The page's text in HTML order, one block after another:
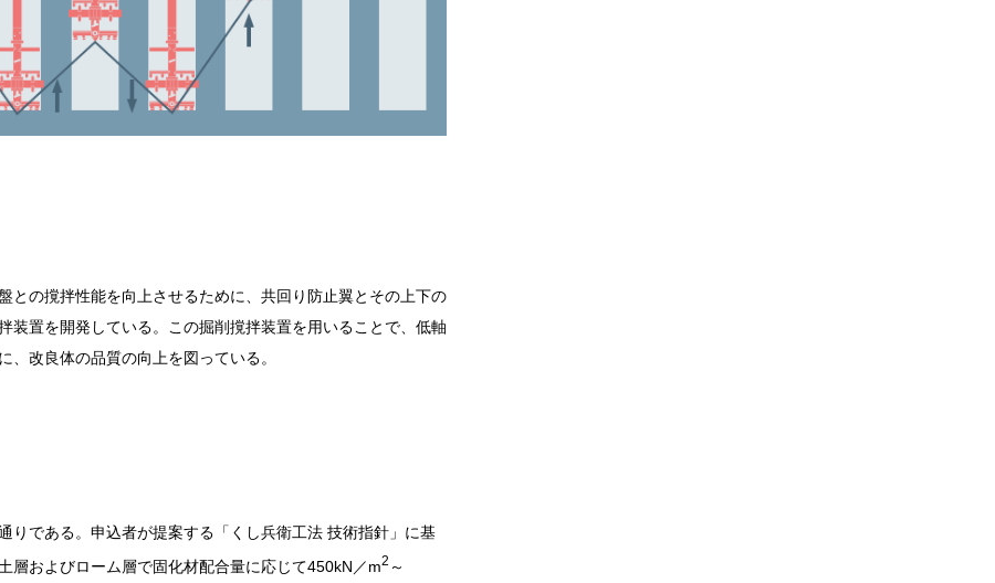
との撹拌性能を向上させるために、共回り防止翼とその上下の
装置を開発している。この掘削撹拌装置を用いることで、低軸
、改良体の品質の向上を図っている。
りである。申込者が提案する「くし兵衛工法 技術指針」に基
層およびローム層で固化材配合量に応じて450kN／m2 ～